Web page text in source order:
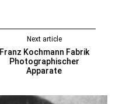
Next article
Franz Kochmann Fabrik
Photographischer
Apparate